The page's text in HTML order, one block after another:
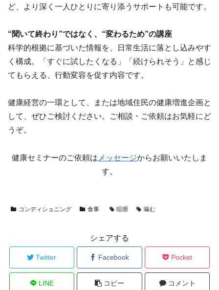
ど、より深く一人ひとりに寄り添うサポートも可能です。
“聞いて終わり”ではなく、“変わるため”の講座
科学的根拠に基づいた情報を、日常生活に落とし込みやす
く構成。「すぐに試したくなる」「続けられそう」と感じ
てもらえる、行動変容を促す内容です。
健康経営の一環として、または地域住民の健康増進企画と
して、ぜひご検討ください。ご相談・ご依頼はお気軽にど
うぞ。
健康セミナーのご依頼は メッセージからお願いいたしま
す。
コンディショニング 食事 咀嚼 噛む
シェアする
Twitter Facebook Pocket
LINE コピー コメント